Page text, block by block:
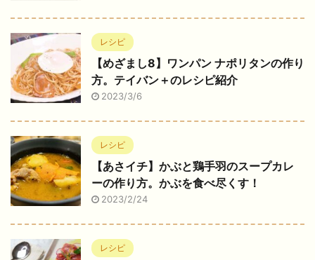
レシピ
【めざまし8】ワンパン ナポリタンの作り
方。テイバン＋のレシピ紹介
2023/3/6
レシピ
【あさイチ】かぶと鶏手羽のスープカレ
ーの作り方。かぶを食べ尽くす！
2023/2/24
レシピ